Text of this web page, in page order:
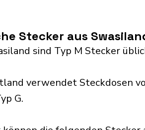
Stecker aus
sind Typ M Stecker
verwendet Steckdosen
G.